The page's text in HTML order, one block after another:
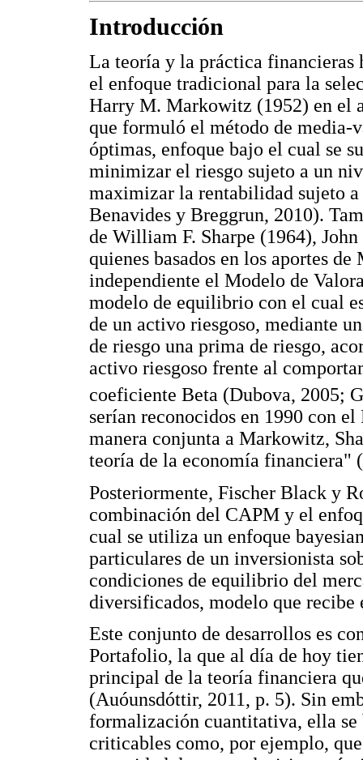
Introducción
La teoría y la práctica financieras
el enfoque tradicional para la
Harry M. Markowitz (1952) en el
que formuló el método de media-
óptimas, enfoque bajo el cual se
minimizar el riesgo sujeto a un
maximizar la rentabilidad sujeto
Benavides y Breggrun, 2010).
de William F. Sharpe (1964),
quienes basados en los aportes
independiente el Modelo de
modelo de equilibrio con el cual
de un activo riesgoso, mediante
de riesgo una prima de riesgo,
activo riesgoso frente al
coeficiente Beta (Dubova, 2005;
serían reconocidos en 1990 con
manera conjunta a Markowitz,
teoría de la economía financiera"
Posteriormente, Fischer Black y
combinación del CAPM y el
cual se utiliza un enfoque
particulares de un inversionista
condiciones de equilibrio del
diversificados, modelo que
Este conjunto de desarrollos es
Portafolio, la que al día de hoy
principal de la teoría financiera
(Auóunsdóttir, 2011, p. 5). Sin
formalización cuantitativa, ella se
criticables como, por ejemplo,